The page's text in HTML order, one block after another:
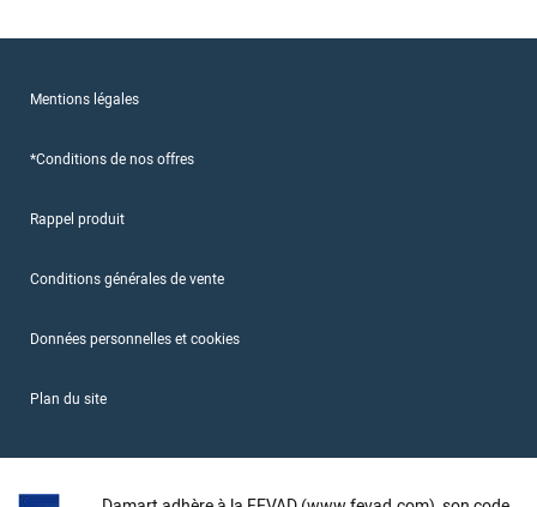
Mentions légales
*Conditions de nos offres
Rappel produit
Conditions générales de vente
Données personnelles et cookies
Plan du site